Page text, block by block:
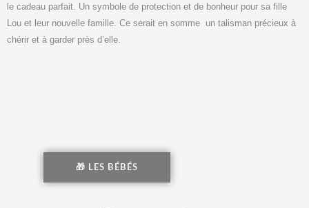
le cadeau parfait. Un symbole de protection et de bonheur pour sa fille
Lou et leur nouvelle famille. Ce serait en somme un talisman précieux à
chérir et à garder près d’elle.
🎁 LES BÉBÉS